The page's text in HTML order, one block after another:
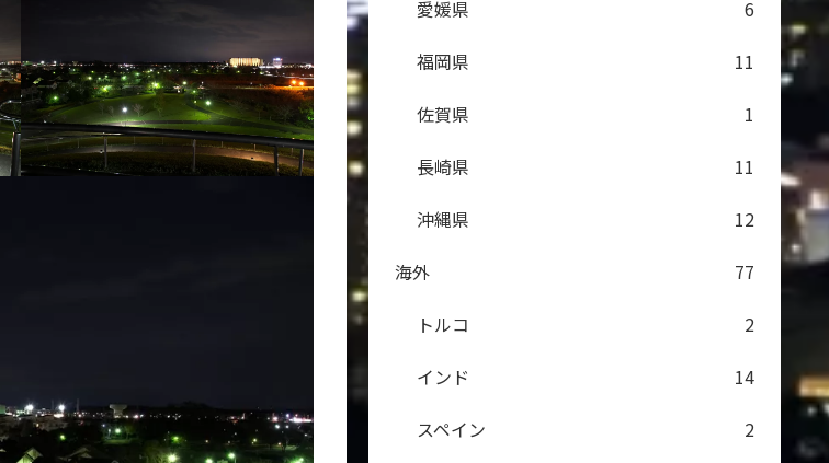
愛媛県
6
福岡県
11
佐賀県
1
長崎県
11
沖縄県
12
海外
77
トルコ
2
インド
14
スペイン
2